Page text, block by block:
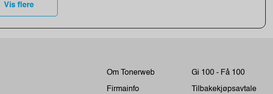
Vis flere
Om Tonerweb
Firmainfo
Gi 100 - Få 100
Tilbakekjøpsavtale